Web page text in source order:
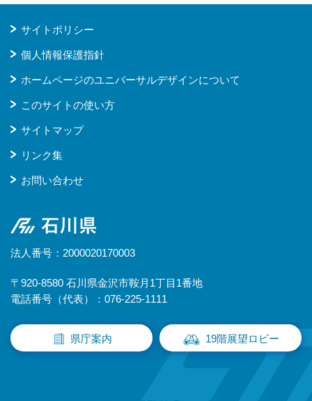
サイトポリシー
個人情報保護指針
ホームページのユニバーサルデザインについて
このサイトの使い方
サイトマップ
リンク集
お問い合わせ
石川県
法人番号：2000020170003
〒920-8580 石川県金沢市鞍月1丁目1番地
電話番号（代表）：076-225-1111
県庁案内 19階展望ロビー